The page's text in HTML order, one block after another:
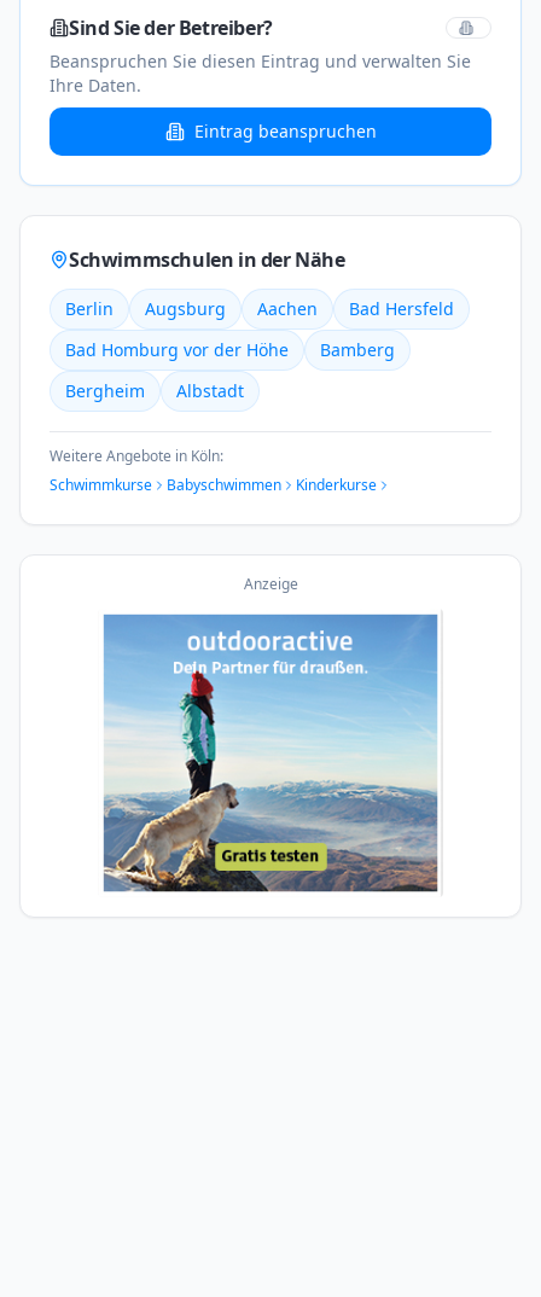
Sind Sie der Betreiber?
Beanspruchen Sie diesen Eintrag und verwalten Sie
Ihre Daten.
Eintrag beanspruchen
Schwimmschulen in der Nähe
Berlin Augsburg Aachen
Bad Hersfeld
Bad Homburg vor der Höhe
Bamberg
Bergheim
Albstadt
Weitere Angebote in Köln:
Schwimmkurse
Babyschwimmen Kinderkurse
Anzeige